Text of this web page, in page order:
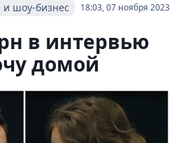
18:03, 07 ноября 2023
и шоу-бизнес
в интервью
домой